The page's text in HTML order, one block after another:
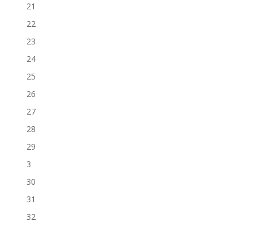
21
22
23
24
25
26
27
28
29
3
30
31
32